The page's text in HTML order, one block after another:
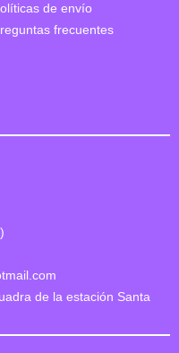
de envío
frecuentes
de la estación Santa